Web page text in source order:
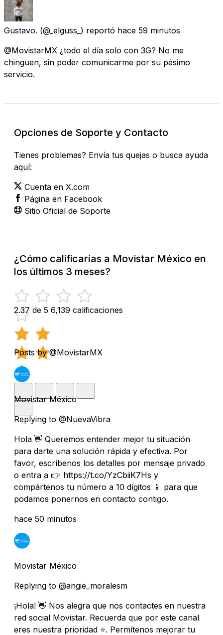
Gustavo. (@_elguss_) reportó hace 59 minutos
@MovistarMX ¿todo el día solo con 3G? No me
chinguen, sin poder comunicarme por su pésimo
servicio.
Opciones de Soporte y Contacto
Tienes problemas? Envía tus quejas o busca ayuda
aquí:
Cuenta en X.com
Página en Facebook
Sitio Oficial de Soporte
¿Cómo calificarías a Movistar México en
los últimos 3 meses?
2.37 de 5 6,139 calificaciones
Posts by @MovistarMX
Movistar México
Replying to @NuevaVibra
Hola 👋 Queremos entender mejor tu situación
para darte una solución rápida y efectiva. Por
favor, escríbenos los detalles por mensaje privado
o entra a 👉 https://t.co/YzCbiiK7Hs y
compártenos tu número a 10 dígitos 📱 para que
podamos ponernos en contacto contigo.
hace 50 minutos
Movistar México
Replying to @angie_moralesm
¡Hola! 👋 Nos alegra que nos contactes en nuestra
red social Movistar. Recuerda que por este canal
eres nuestra prioridad ⭐. Permítenos mejorar tu